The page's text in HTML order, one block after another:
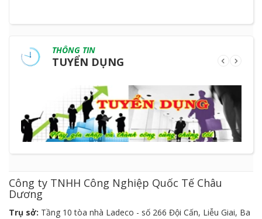
THÔNG TIN
TUYỂN DỤNG
Công ty TNHH Công Nghiệp Quốc Tế Châu
Dương
Trụ sở: Tầng 10 tòa nhà Ladeco - số 266 Đội Cấn, Liễu Giai, Ba